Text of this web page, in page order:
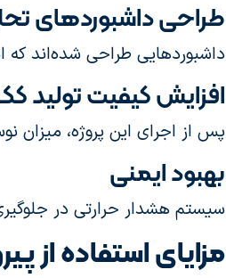
طراحی داشبوردهای
داشبوردهایی طراحی شده‌اند که
افزایش کیفیت تولید
پس از اجرای این پروژه،
بهبود ایمنی
سیستم هشدار حرارتی در
مزایای استفاده از